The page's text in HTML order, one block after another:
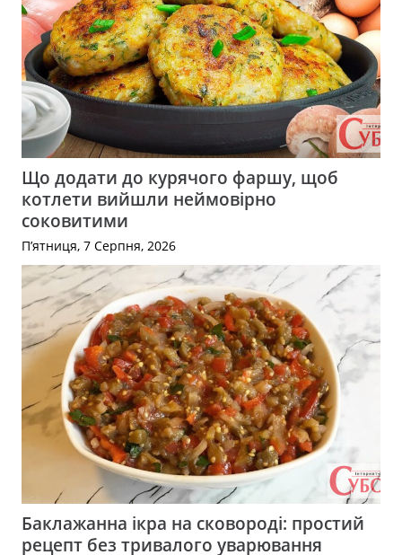
Що додати до курячого фаршу, щоб
котлети вийшли неймовірно
соковитими
П’ятниця, 7 Серпня, 2026
Баклажанна ікра на сковороді: простий
рецепт без тривалого уварювання